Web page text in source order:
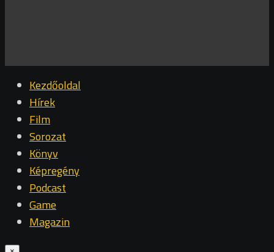
Kezdőoldal
Hírek
Film
Sorozat
Könyv
Képregény
Podcast
Game
Magazin